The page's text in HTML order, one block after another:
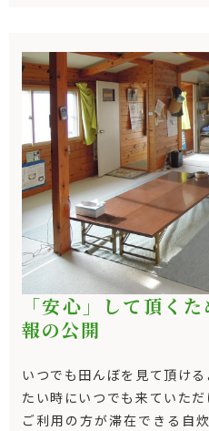
「安心」して頂く
報の公開
いつでも田んぼを見て頂け
たい時にいつでも来ていた
ご利用の方が滞在できる自